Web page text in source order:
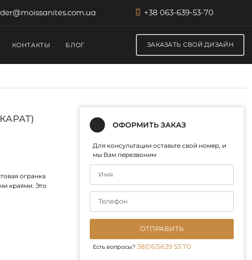
+38 063-639-53-70
КОНТАКТЫ БЛОГ ЗАКАЗАТЬ СВОЙ ДИЗАЙН
огранка
краями. Это
ОФОРМИТЬ ЗАКАЗ
Для консультации оставьте свой номер, и
мы Вам перезвоним
ОТПРАВИТЬ
Есть вопросы? 38(063)639 53 70